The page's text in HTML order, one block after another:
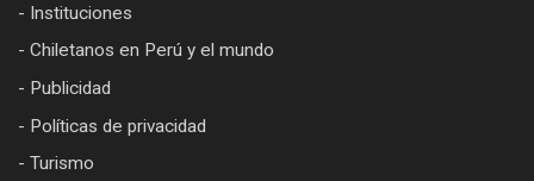
- Instituciones
- Chiletanos en Perú y el mundo
- Publicidad
- Políticas de privacidad
- Turismo